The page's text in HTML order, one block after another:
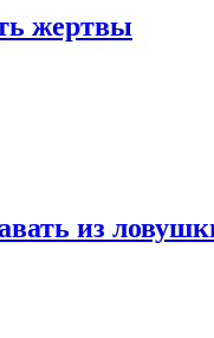
жертвы
из